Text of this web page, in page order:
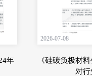
年
2026-07-08
《硅碳负极材
对